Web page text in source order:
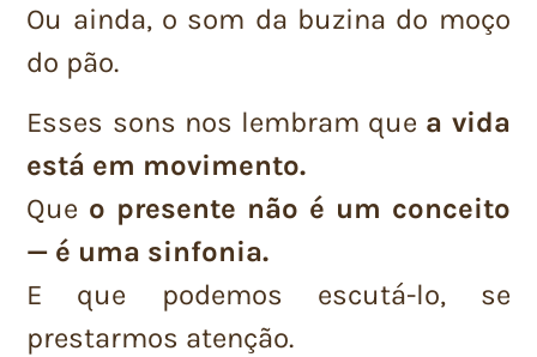
Ou ainda, o som da buzina do moço
do pão.
Esses sons nos lembram que a vida
está em movimento.
Que o presente não é um conceito
— é uma sinfonia.
E que podemos escutá-lo, se
prestarmos atenção.